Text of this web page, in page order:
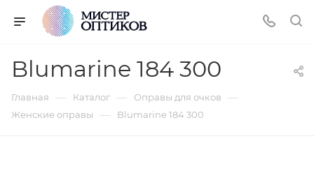
Blumarine 184 300
Главная — Каталог — Оправы для очков —
Женские оправы — Blumarine 184 300